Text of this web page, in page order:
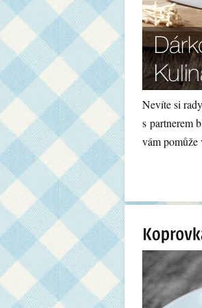
Nevíte si
s partnerem
vám pomůže